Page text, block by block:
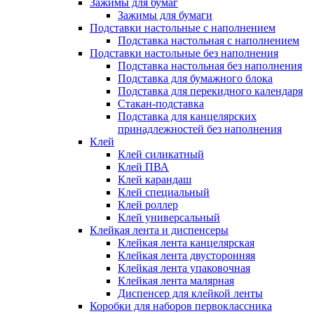
Зажимы для бумаг
Зажимы для бумаги
Подставки настольные с наполнением
Подставка настольная с наполнением
Подставки настольные без наполнения
Подставка настольная без наполнения
Подставка для бумажного блока
Подставка для перекидного календаря
Стакан-подставка
Подставка для канцелярских
принадлежностей без наполнения
Клей
Клей силикатный
Клей ПВА
Клей карандаш
Клей специальный
Клей роллер
Клей универсальный
Клейкая лента и диспенсеры
Клейкая лента канцелярская
Клейкая лента двусторонняя
Клейкая лента упаковочная
Клейкая лента малярная
Диспенсер для клейкой ленты
Коробки для наборов первоклассника